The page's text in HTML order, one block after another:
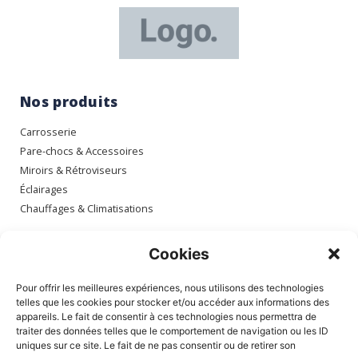
Cookies
Pour offrir les meilleures expériences, nous utilisons des technologies
telles que les cookies pour stocker et/ou accéder aux informations des
appareils. Le fait de consentir à ces technologies nous permettra de
traiter des données telles que le comportement de navigation ou les ID
uniques sur ce site. Le fait de ne pas consentir ou de retirer son
Nos produits
Carrosserie
Pare-chocs & Accessoires
Miroirs & Rétroviseurs
Éclairages
Chauffages & Climatisations
Mon compte
Mes commandes
Mes adresses
Mon panier